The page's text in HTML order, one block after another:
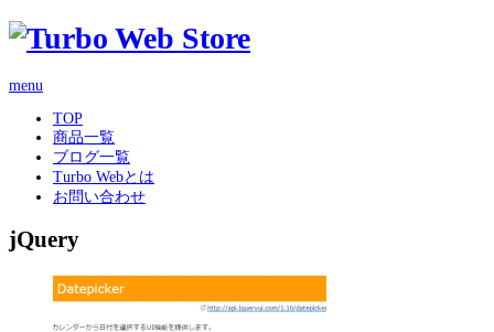
menu
TOP
商品一覧
ブログ一覧
Turbo Webとは
お問い合わせ
jQuery